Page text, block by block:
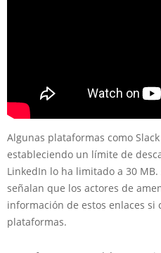
Algunas plataformas como
estableciendo un límite de
LinkedIn lo ha limitado a 30
señalan que los actores de
información de estos enlaces
plataformas.